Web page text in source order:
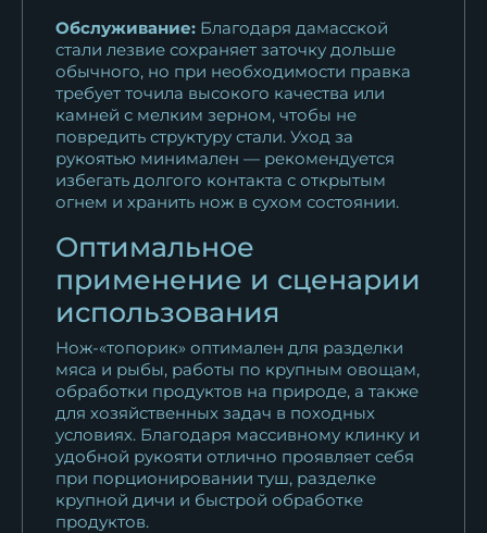
Обслуживание: Благодаря дамасской
стали лезвие сохраняет заточку дольше
обычного, но при необходимости правка
требует точила высокого качества или
камней с мелким зерном, чтобы не
повредить структуру стали. Уход за
рукоятью минимален — рекомендуется
избегать долгого контакта с открытым
огнем и хранить нож в сухом состоянии.
Оптимальное
применение и сценарии
использования
Нож-«топорик» оптимален для разделки
мяса и рыбы, работы по крупным овощам,
обработки продуктов на природе, а также
для хозяйственных задач в походных
условиях. Благодаря массивному клинку и
удобной рукояти отлично проявляет себя
при порционировании туш, разделке
крупной дичи и быстрой обработке
продуктов.